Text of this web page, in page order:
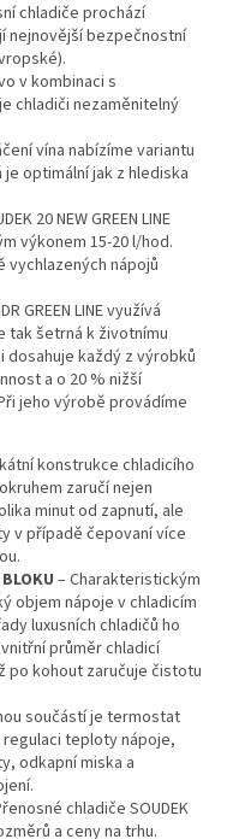
chladiče prochází
nejnovější bezpečnostní
v kombinaci s
chladiči nezaměnitelný
vína nabízíme variantu
optimální jak z hlediska
20 NEW GREEN LINE
výkonem 15-20 l/hod.
vychlazených nápojů
GREEN LINE využívá
tak šetrná k životnímu
každý z výrobků
a o 20 % nižší
jeho výrobě provádíme
konstrukce chladicího
zaručí nejen
minut od zapnutí, ale
v případě čepovaní více
– Charakteristickým
objem nápoje v chladicím
luxusních chladičů ho
průměr chladicí
po kohout zaručuje čistotu
součástí je termostat
teploty nápoje,
odkapní miska a
chladiče SOUDEK
a ceny na trhu.